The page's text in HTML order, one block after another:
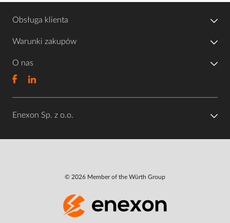
Obsługa klienta
Warunki zakupów
O nas
Enexon Sp. z o.o.
© 2026 Member of the Würth Group